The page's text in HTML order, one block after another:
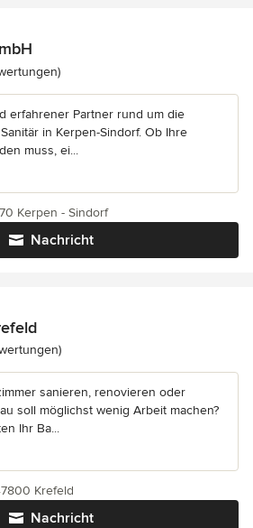
5 von 5 Sternen
erfahrener Partner rund um die
in Kerpen-Sindorf. Ob Ihre
muss, ei...
Nachricht
Kerpen - Sindorf
5 von 5 Sternen
sanieren, renovieren oder
soll möglichst wenig Arbeit machen?
Ihr Ba...
Nachricht
Krefeld